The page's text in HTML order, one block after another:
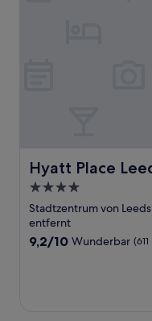
Hyatt Place
Hyatt Place Leeds
4.0-
Sterne-
Unterkunft
Stadtzentrum von
entfernt
9.2
9,2/10 Wunderbar